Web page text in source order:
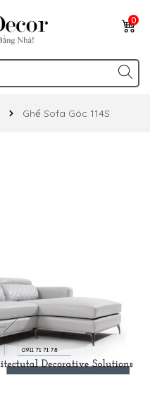
0
Ghế Sofa Góc 114S